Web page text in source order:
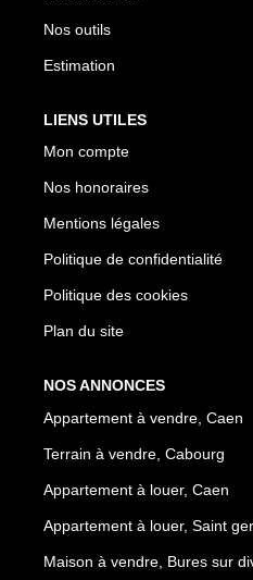
Nos outils
Estimation
LIENS UTILES
Mon compte
Nos honoraires
Mentions légales
Politique de confidentialité
Politique des cookies
Plan du site
NOS ANNONCES
Appartement à vendre, Caen
Terrain à vendre, Cabourg
Appartement à louer, Caen
Appartement à louer, Saint
Maison à vendre, Bures sur